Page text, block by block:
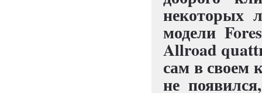
некоторых
модели
Allroad
сам в своем
не